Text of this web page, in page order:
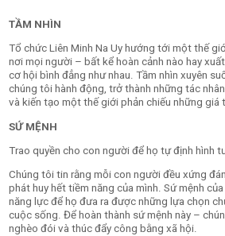
TẦM NHÌN
Tổ chức Liên Minh Na Uy hướng tới một thế
nơi mọi người – bất kể hoàn cảnh nào hay
cơ hội bình đẳng như nhau. Tầm nhìn xuyên
chúng tôi hành động, trở thành những tác
và kiến tạo một thế giới phản chiếu những giá
SỨ MỆNH
Trao quyền cho con người để họ tự định hình
Chúng tôi tin rằng mỗi con người đều xứng
phát huy hết tiềm năng của mình. Sứ mệnh
năng lực để họ đưa ra được những lựa chọn
cuộc sống. Để hoàn thành sứ mệnh này –
nghèo đói và thúc đẩy công bằng xã hội.